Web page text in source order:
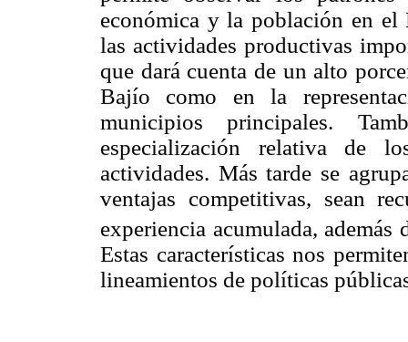
económica y la población en
las actividades productivas
que dará cuenta de un alto
Bajío como en la
municipios principales.
especialización relativa de
actividades. Más tarde se
ventajas competitivas, sean
experiencia acumulada,
Estas características nos
lineamientos de políticas